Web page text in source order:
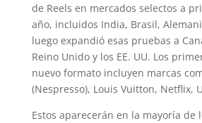
de Reels en mercados selectos a
año, incluidos India, Brasil,
luego expandió esas pruebas a
Reino Unido y los EE. UU. Los
nuevo formato incluyen marcas
(Nespresso), Louis Vuitton, Netflix,
Estos aparecerán en la mayoría de